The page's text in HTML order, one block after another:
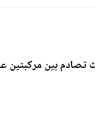
بين مركبتين